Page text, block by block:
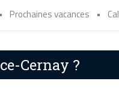
• Prochaines vacances •
Cernay ?